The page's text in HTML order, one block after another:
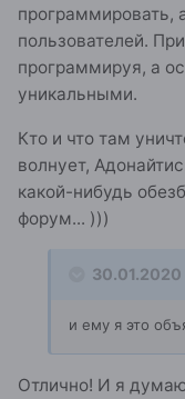
программировать,
пользователей.
программируя, а
уникальными.
Кто и что там
волнует,
какой-нибудь
форум... )))
30.01.2020
и ему я это
Отлично! И я